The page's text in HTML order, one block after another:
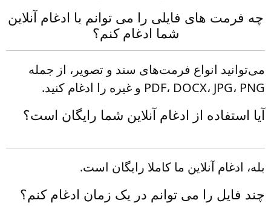
چه فرمت های فایلی را می توانم با ادغام آنلاین
شما ادغام کنم؟
می‌توانید انواع فرمت‌های سند و تصویر، از جمله
PDF، DOCX، JPG، PNG و غیره را ادغام کنید.
آیا استفاده از ادغام آنلاین شما رایگان است؟
بله، ادغام آنلاین ما کاملا رایگان است.
چند فایل را می توانم در یک زمان ادغام کنم؟